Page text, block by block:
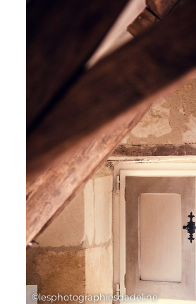
©lesphotographiesdadeline